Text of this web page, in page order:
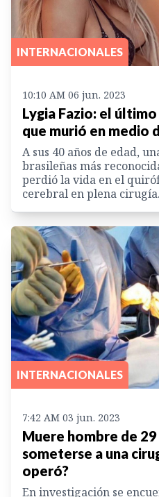
INTERNACIONALES
10:10 AM 06 jun. 2023
Lygia Fazio: el
que murió en medio
A sus 40 años de edad,
brasileñas más
perdió la vida en el
cerebral en plena cirugía.
INTERNACIONALES
7:42 AM 03 jun. 2023
Muere hombre de
someterse a una
operó?
En investigación se